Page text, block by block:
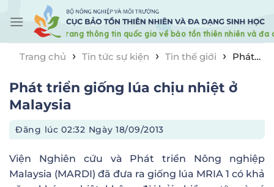
content
Trang chủ
› Tin tức sự kiện › Tin thế giới › Phát
Phát triển giống lúa chịu nhiệt ở
Malaysia
Đăng lúc02:32 Ngày 18/09/2013
Viện Nghiên cứu và Phát triển Nông nghiệp
Malaysia (MARDI) đã đưa ra giống lúa MRIA 1 có khả